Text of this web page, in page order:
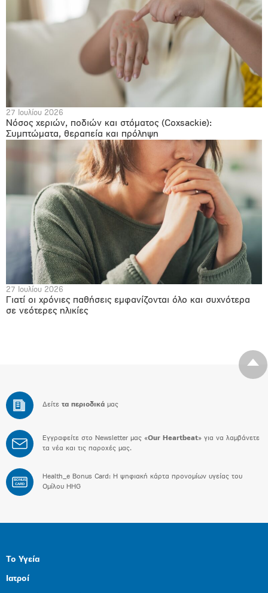
27 Ιουλίου 2026
Νόσος χεριών, ποδιών και στόματος (Coxsackie):
Συμπτώματα, θεραπεία και πρόληψη
27 Ιουλίου 2026
Γιατί οι χρόνιες παθήσεις εμφανίζονται όλο και συχνότερα
σε νεότερες ηλικίες
Δείτε τα περιοδικά μας
Εγγραφείτε στο Newsletter μας «Our Heartbeat» για να λαμβάνετε
τα νέα και τις παροχές μας.
BONUS
CARD
Health_e Bonus Card: H ψηφιακή κάρτα προνομίων υγείας του
Ομίλου HHG
Το Υγεία
Ιατροί